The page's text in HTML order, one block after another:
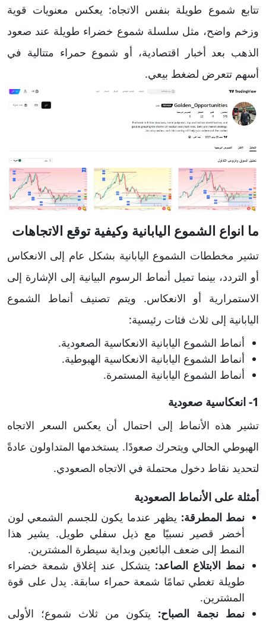
تتابع شموع طويلة بنفس الاتجاه: يعكس معنويات قوية
وزخم واضح، مثل سلسلة شموع خضراء طويلة عند صعود
الذهب بعد أخبار اقتصادية، أو شموع حمراء متتالية في
أسهم تتعرض لضغط بيعي.
ما انواع الشموع اليابانية وكيفية توقع الاتجاهات
تشير مخططات الشموع اليابانية بشكل عام إلى الانعكاس
أو التردد، بينما تميل أنماط الرسوم البيانية إلى الإشارة إلى
الاستمرارية أو الانعكاس. ويتم تصنيف أنماط الشموع
اليابانية إلى ثلاث فئات رئيسية:
أنماط الشموع اليابانية الانعكاسية الصعودية.
أنماط الشموع اليابانية الانعكاسية الهبوطية.
أنماط الشموع اليابانية المستمرة.
1- انعكاسية صعودية
تشير هذه الأنماط إلى احتمال أن يعكس السعر الاتجاه
الهبوطي الحالي ويتحرك صعودًا. يستخدمها المتداولون عادةً
لتحديد نقاط دخول محتملة في الاتجاه الصعودي.
أمثلة على الأنماط الصعودية
نمط المطرقة: يظهر عندما يكون للجسم الشمعي لون
أخضر قصير نسبيًا مع ذيل سفلي طويل. يشير هذا
النمط إلى ضعف البائعين وبداية سيطرة المشترين.
نمط الابتلاع الصاعد: يتشكل عند إغلاق شمعة خضراء
طويلة تغطي تمامًا شمعة حمراء سابقة. يدل على قوة
المشترين.
نمط نجمة الصباح: يتكون من ثلاث شموع؛ الأولى